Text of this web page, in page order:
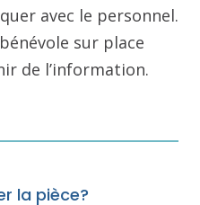
avec le personnel.
sur place
de l’information.
la pièce?